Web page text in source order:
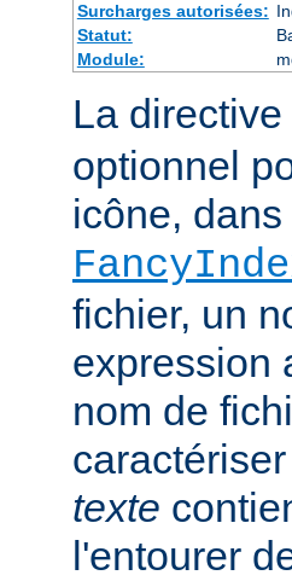
Surcharges autorisées:
Statut:
Module:
La directive
optionnel
icône,
fichier, un
expression
nom de
texte
l'entourer